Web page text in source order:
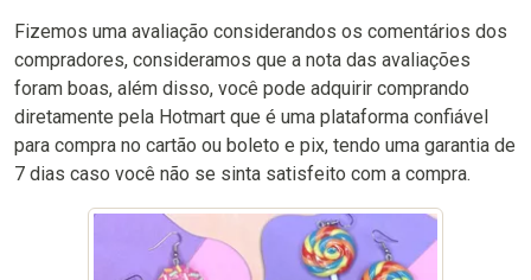
Fizemos uma avaliação considerandos os comentários dos
compradores, consideramos que a nota das avaliações
foram boas, além disso, você pode adquirir comprando
diretamente pela Hotmart que é uma plataforma confiável
para compra no cartão ou boleto e pix, tendo uma garantia de
7 dias caso você não se sinta satisfeito com a compra.